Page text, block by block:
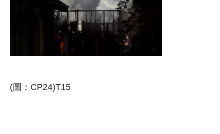
(圖：CP24)T15